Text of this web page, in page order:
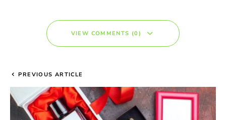
VIEW COMMENTS (0)
PREVIOUS ARTICLE